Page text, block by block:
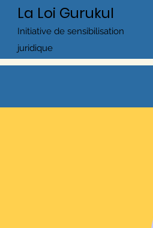
La Loi Gurukul
Initiative de sensibilisation
juridique